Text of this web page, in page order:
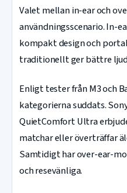
Valet mellan in-ear och
användningsscenario. In-
kompakt design och
traditionellt ger bättre
Enligt tester från M3 och
kategorierna suddats.
QuietComfort Ultra
matchar eller överträffar
Samtidigt har over-ear-
och resevänliga.